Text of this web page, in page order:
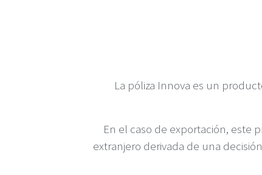
La póliza Innova es un
En el caso de exportación, este
extranjero derivada de una